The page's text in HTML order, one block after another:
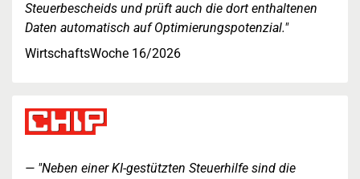
Steuerbescheids und prüft auch die dort enthaltenen
Daten automatisch auf Optimierungspotenzial."
WirtschaftsWoche 16/2026
"Neben einer KI-gestützten Steuerhilfe sind die